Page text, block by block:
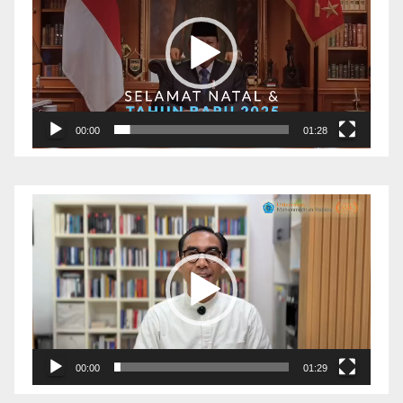
00:00 01:28
Pemutar
Video
00:00 01:29